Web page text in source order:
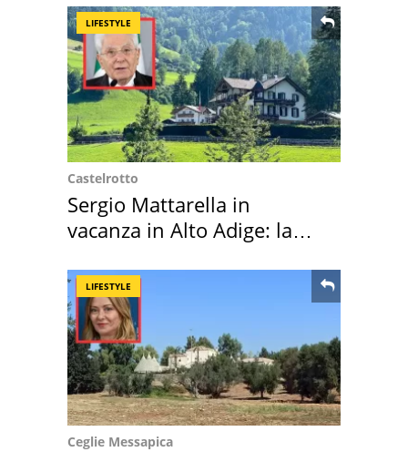
LIFESTYLE
Castelrotto
Sergio Mattarella in
vacanza in Alto Adige: la
LIFESTYLE
Ceglie Messapica